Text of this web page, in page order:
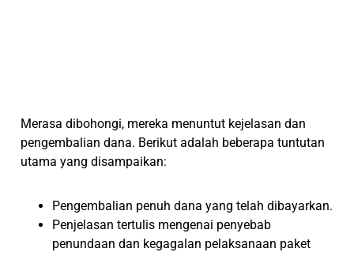
Merasa dibohongi, mereka menuntut kejelasan dan
pengembalian dana. Berikut adalah beberapa tuntutan
utama yang disampaikan:
Pengembalian penuh dana yang telah dibayarkan.
Penjelasan tertulis mengenai penyebab
penundaan dan kegagalan pelaksanaan paket